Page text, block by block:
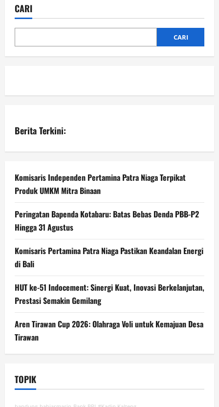
CARI
CARI
Berita Terkini:
Komisaris Independen Pertamina Patra Niaga Terpikat
Produk UMKM Mitra Binaan
Peringatan Bapenda Kotabaru: Batas Bebas Denda PBB-P2
Hingga 31 Agustus
Komisaris Pertamina Patra Niaga Pastikan Keandalan Energi
di Bali
HUT ke-51 Indocement: Sinergi Kuat, Inovasi Berkelanjutan,
Prestasi Semakin Gemilang
Aren Tirawan Cup 2026: Olahraga Voli untuk Kemajuan Desa
Tirawan
TOPIK